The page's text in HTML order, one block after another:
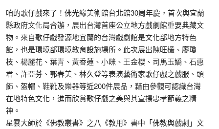
咱的歌仔戲來了！佛光緣美術館台北館30周年慶，首次與宜蘭
縣政府文化局合辦，展出台灣首座公立地方戲劇館重要典藏文
物。來自歌仔戲發源地宜蘭的台灣戲劇館是文化部地方特色
館，也是環境部環境教育設施場所。此次展出陳旺欉、廖瓊
枝、楊麗花、葉青、黃香蓮、小咪、王金櫻、司馬玉嬌、石惠
君、許亞芬、郭春美、林久登等表演藝術家歌仔戲之戲服、頭
飾、盔帽、鞋靴及樂器等近200件展品，藉由參觀可認識台灣
在地特色文化，進而欣賞歌仔戲之美與其宣揚忠孝節義之精
神。
星雲大師於《佛教叢書》之八《教用》書中「佛教與戲劇」文